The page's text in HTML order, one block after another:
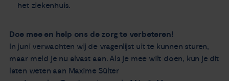
het ziekenhuis.
Doe mee en help ons de zorg te verbeteren!
In juni verwachten wij de vragenlijst uit te kunnen sturen,
maar meld je nu alvast aan. Als je mee wilt doen, kun je dit
laten weten aan Maxime Sülter